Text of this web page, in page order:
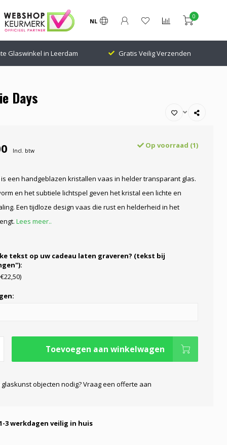
NL
0
Glaswinkel in Leerdam Gratis Veilig Verzenden
Days
Incl. btw
Op voorraad (1)
is een handgeblazen kristallen vaas in helder transparant glas.
en het subtiele lichtspel geven het kristal een lichte en
Een tijdloze design vaas die rust en helderheid in het
Lees meer..
tekst op uw cadeau laten graveren? (tekst bij
Toevoegen aan winkelwagen
objecten nodig? Vraag een offerte aan
3 werkdagen veilig in huis